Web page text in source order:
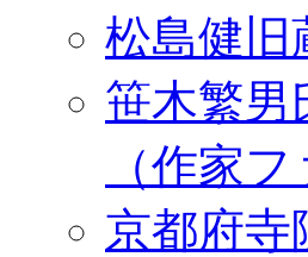
松島健旧
笹木繁男
（作家フ
京都府寺